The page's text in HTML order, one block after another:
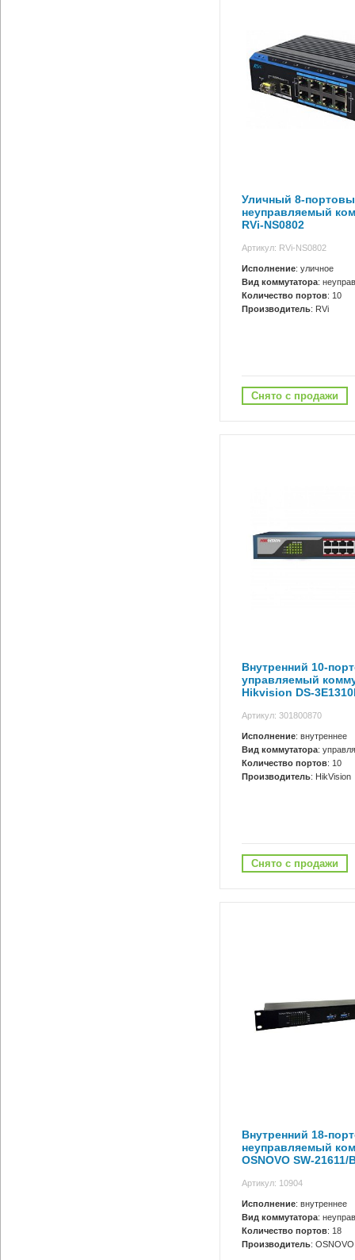
Уличный 8-
неуправляемый
RVi-NS0802
Артикул: RVi-NS0802
Исполнение: уличное
Вид коммутатора:
Количество портов: 10
Производитель: RVi
Снято с продажи
Внутренний 10-
управляемый
Hikvision DS-
Артикул: 301800870
Исполнение: внутреннее
Вид коммутатора:
Количество портов: 10
Производитель: HikVision
Снято с продажи
Внутренний 18-
неуправляемый
OSNOVO SW-21611/
Артикул: 10904
Исполнение: внутреннее
Вид коммутатора:
Количество портов: 18
Производитель: OSNOVO